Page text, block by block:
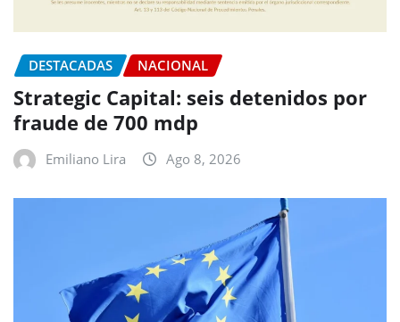
DESTACADAS NACIONAL
Strategic Capital: seis detenidos por
fraude de 700 mdp
Emiliano Lira Ago 8, 2026